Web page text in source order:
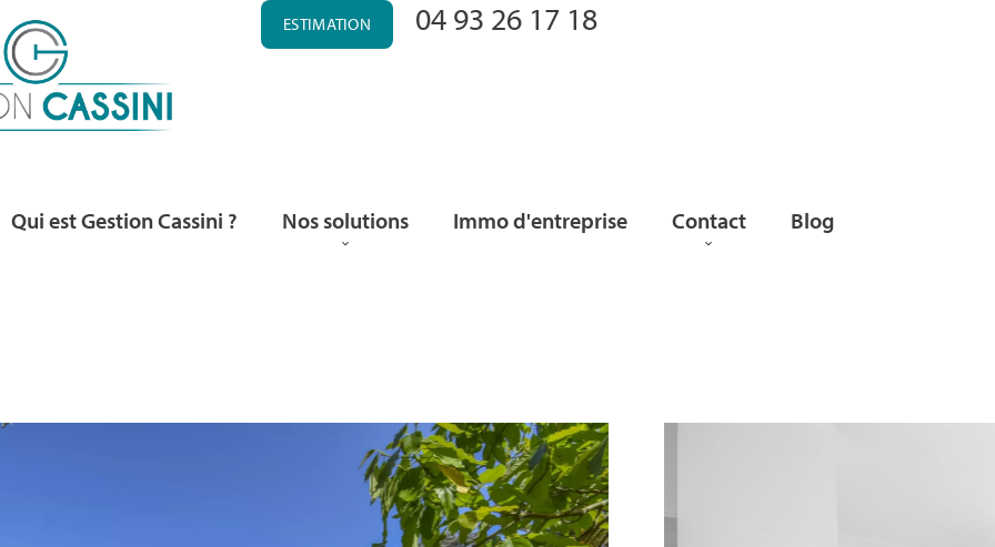
ESTIMATION 04 93 26 17 18
Qui est Gestion Cassini ? Nos solutions Immo d'entreprise Contact Blog